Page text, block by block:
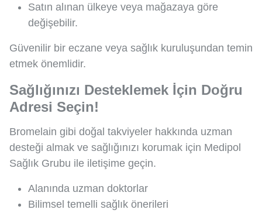
Satın alınan ülkeye veya mağazaya göre
değişebilir.
Güvenilir bir eczane veya sağlık kuruluşundan temin
etmek önemlidir.
Sağlığınızı Desteklemek İçin Doğru
Adresi Seçin!
Bromelain gibi doğal takviyeler hakkında uzman
desteği almak ve sağlığınızı korumak için Medipol
Sağlık Grubu ile iletişime geçin.
Alanında uzman doktorlar
Bilimsel temelli sağlık önerileri